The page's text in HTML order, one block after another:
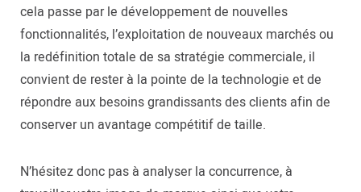
cela passe par le développement de nouvelles
fonctionnalités, l’exploitation de nouveaux marchés ou
la redéfinition totale de sa stratégie commerciale, il
convient de rester à la pointe de la technologie et de
répondre aux besoins grandissants des clients afin de
conserver un avantage compétitif de taille.
N’hésitez donc pas à analyser la concurrence, à